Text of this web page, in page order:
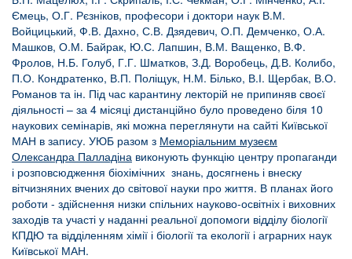
Ємець, О.Г. Рєзніков, професори і доктори наук В.М.
Войцицький, Ф.В. Дахно, С.В. Дзядевич, О.П. Демченко, О.А.
Машков, О.М. Байрак, Ю.С. Лапшин, В.М. Ващенко, В.Ф.
Фролов, Н.Б. Голуб, Г.Г. Шматков, З.Д. Воробець, Д.В. Колибо,
П.О. Кондратенко, В.П. Поліщук, Н.М. Білько, В.І. Щербак, В.О.
Романов та ін. Під час карантину лекторій не припиняв своєї
діяльності – за 4 місяці дистанційно було проведено біля 10
наукових семінарів, які можна переглянути на сайті Київської
МАН в запису. УЮБ разом з Меморіальним музеєм
Олександра Палладіна виконують функцію центру пропаганди
і розповсюдження біохімічних знань, досягнень і внеску
вітчизняних вчених до світової науки про життя. В планах його
роботи - здійснення низки спільних науково-освітніх і виховних
заходів та участі у наданні реальної допомоги відділу біології
КПДЮ та відділенням хімії і біології та екології і аграрних наук
Київської МАН.